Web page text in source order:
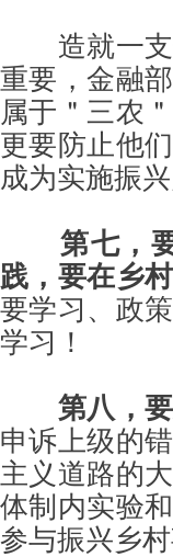
造就一
重要，金融
属于＂三农
更要防止他
成为实施振
第七，
践，要在乡
要学习、政
学习！
第八，
申诉上级的
主义道路的
体制内实验
参与振兴乡村